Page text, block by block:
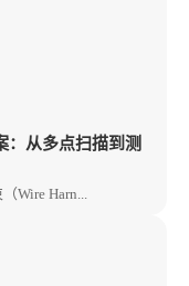
：从多点扫描到测
Wire Harn...